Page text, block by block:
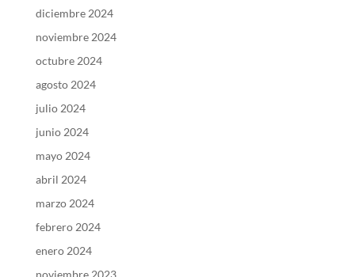
diciembre 2024
noviembre 2024
octubre 2024
agosto 2024
julio 2024
junio 2024
mayo 2024
abril 2024
marzo 2024
febrero 2024
enero 2024
noviembre 2023